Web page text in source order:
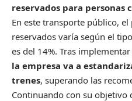
reservados para personas
En este transporte público,
reservados varía según el
es del 14%. Tras
la empresa va a
trenes, superando las
Continuando con su